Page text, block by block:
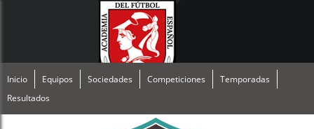
Inicio Equipos Sociedades Competiciones
Temporadas
Resultados